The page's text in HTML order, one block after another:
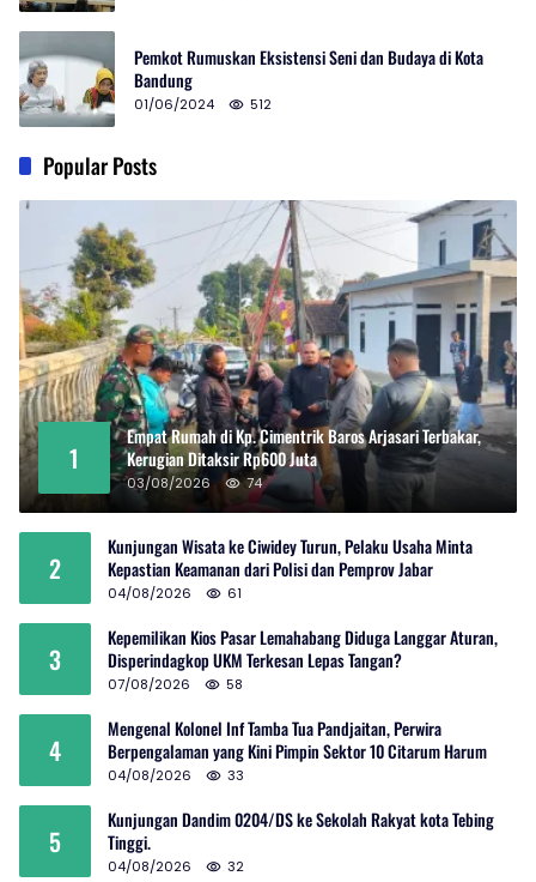
Pemkot Rumuskan Eksistensi Seni dan Budaya di Kota
Bandung
01/06/2024 512
Popular Posts
1
Empat Rumah di Kp. Cimentrik Baros Arjasari Terbakar,
Kerugian Ditaksir Rp600 Juta
03/08/2026 74
2
Kunjungan Wisata ke Ciwidey Turun, Pelaku Usaha Minta
Kepastian Keamanan dari Polisi dan Pemprov Jabar
04/08/2026 61
3
Kepemilikan Kios Pasar Lemahabang Diduga Langgar Aturan,
Disperindagkop UKM Terkesan Lepas Tangan?
07/08/2026 58
4
Mengenal Kolonel Inf Tamba Tua Pandjaitan, Perwira
Berpengalaman yang Kini Pimpin Sektor 10 Citarum Harum
04/08/2026 33
5
Kunjungan Dandim 0204/DS ke Sekolah Rakyat kota Tebing
Tinggi.
04/08/2026 32